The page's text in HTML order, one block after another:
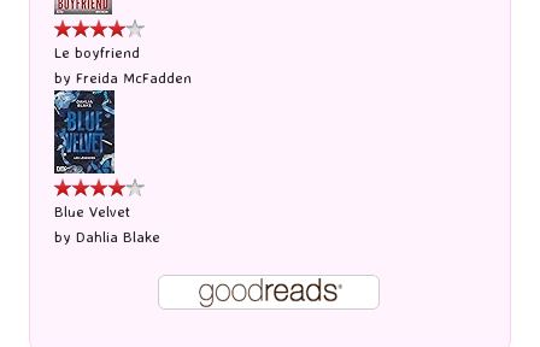
Le boyfriend
by Freida McFadden
Blue Velvet
by Dahlia Blake